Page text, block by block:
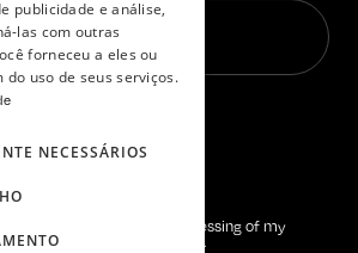
the collection and processing of my
with
.
publicidade e análise,
las com outras
forneceu a eles ou
uso de seus serviços.
NECESSÁRIOS